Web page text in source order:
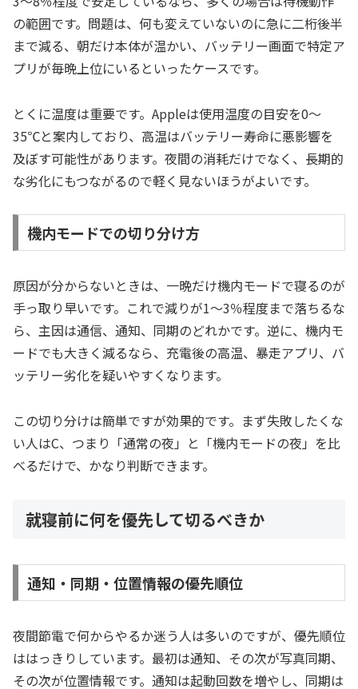
の範囲です。問題は、何も変えていないのに急に二桁後半
まで減る、朝だけ本体が温かい、バッテリー画面で特定ア
プリが毎晩上位にいるといったケースです。
とくに温度は重要です。Appleは使用温度の目安を0〜
35℃と案内しており、高温はバッテリー寿命に悪影響を
及ぼす可能性があります。夜間の消耗だけでなく、長期的
な劣化にもつながるので軽く見ないほうがよいです。
機内モードでの切り分け方
原因が分からないときは、一晩だけ機内モードで寝るのが
手っ取り早いです。これで減りが1〜3％程度まで落ちるな
ら、主因は通信、通知、同期のどれかです。逆に、機内モ
ードでも大きく減るなら、充電後の高温、暴走アプリ、バ
ッテリー劣化を疑いやすくなります。
この切り分けは簡単ですが効果的です。まず失敗したくな
い人はC、つまり「通常の夜」と「機内モードの夜」を比
べるだけで、かなり判断できます。
就寝前に何を優先して切るべきか
通知・同期・位置情報の優先順位
夜間節電で何からやるか迷う人は多いのですが、優先順位
ははっきりしています。最初は通知、その次が写真同期、
その次が位置情報です。通知は起動回数を増やし、同期は